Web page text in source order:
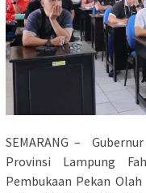
SEMARANG –
Provinsi Lampung
Pembukaan Pekan Olah